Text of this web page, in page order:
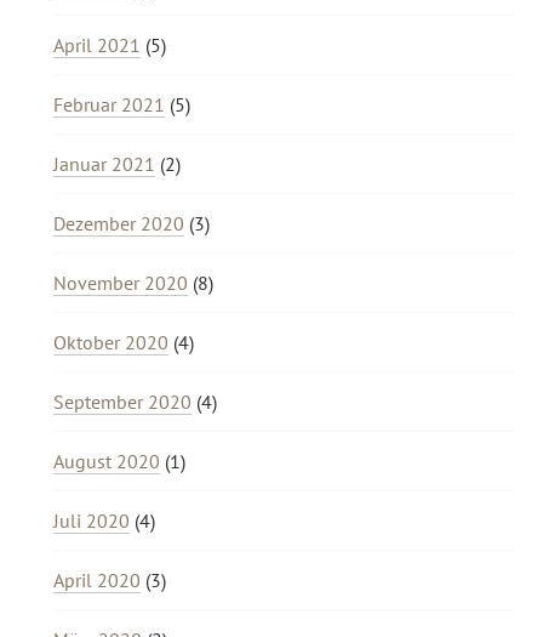
April 2021 (5)
Februar 2021 (5)
Januar 2021 (2)
Dezember 2020 (3)
November 2020 (8)
Oktober 2020 (4)
September 2020 (4)
August 2020 (1)
Juli 2020 (4)
April 2020 (3)